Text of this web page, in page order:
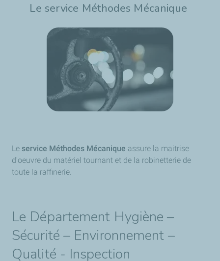
Le service Méthodes Mécanique
Le service Méthodes Mécanique assure la maitrise
d'oeuvre du matériel tournant et de la robinetterie de
toute la raffinerie.
​​Le Département Hygiène –
Sécurité – Environnement –
Qualité - Inspection